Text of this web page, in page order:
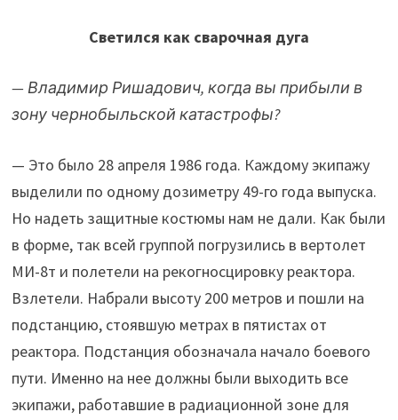
Светился как сварочная дуга
— Владимир Ришадович, когда вы прибыли в
зону чернобыльской катастрофы?
— Это было 28 апреля 1986 года. Каждому экипажу
выделили по одному дозиметру 49-го года выпуска.
Но надеть защитные костюмы нам не дали. Как были
в форме, так всей группой погрузились в вертолет
МИ-8т и полетели на рекогносцировку реактора.
Взлетели. Набрали высоту 200 метров и пошли на
подстанцию, стоявшую метрах в пятистах от
реактора. Подстанция обозначала начало боевого
пути. Именно на нее должны были выходить все
экипажи, работавшие в радиационной зоне для